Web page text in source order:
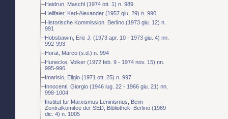
Heidrun, Maschl (1974 ott. 1) n. 989
Hellfaier, Karl-Alexander (1957 giu. 29) n. 990
Historische Kommission. Berlino (1973 giu. 12) n.
991
Hobsbawm, Eric J. (1973 apr. 10 - 1973 giu. 4) nn.
992-993
Horat, Marco (s.d.) n. 994
Hunecke, Volker (1972 feb. 9 - 1974 nov. 15) nn.
995-996
Imarisio, Eligio (1971 ott. 25) n. 997
Innocenti, Giorgio (1946 lug. 22 - 1966 giu. 21) nn.
998-1004
Institut für Marxismus Leninismus, Beim
Zentralkomitee der SED, Bibliothek. Berlino (1969
dic. 4) n. 1005